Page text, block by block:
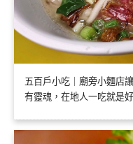
五百戶小吃｜廟旁小麵店
有靈魂，在地人一吃就是